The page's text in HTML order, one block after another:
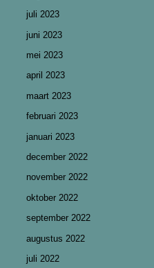
juli 2023
juni 2023
mei 2023
april 2023
maart 2023
februari 2023
januari 2023
december 2022
november 2022
oktober 2022
september 2022
augustus 2022
juli 2022